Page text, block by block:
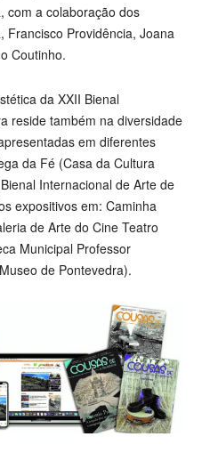
com a colaboração dos
Francisco Providência, Joana
Coutinho.
da XXII Bienal
reside também na diversidade
em diferentes
da Fé (Casa da Cultura
Internacional de Arte de
expositivos em: Caminha
de Arte do Cine Teatro
Municipal Professor
de Pontevedra).